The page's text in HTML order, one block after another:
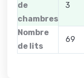
de
chambres
3
Nombre
de lits
69